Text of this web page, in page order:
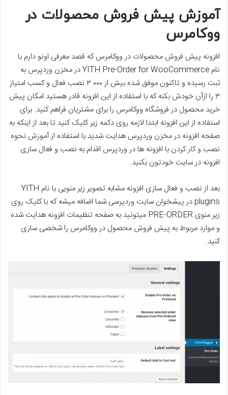
آموزش پیش فروش محصولات در
ووکامرس
افزونه پیش فروش محصولات در ووکامرس که قصد معرفی اونو دارم با
نام YITH Pre-Order for WooCommerce در مخزن وردپرس به
ثبت رسیده و تاکنون موفق شده بیش از ۳.۰۰۰ نصب فعال و کسب امتیاز
۳ را ازآن خودش بکنه که با استفاده از این افزونه قادر هستید امکان پیش
خرید محصول در فروشگاه ووکامرس را برای مشتریان فراهم کنید. برای
استفاده از این افزونه ابتدا لازمه روی دکمه زیر کلیک کنید تا بعد از اینکه به
صفحه افزونه در مخزن وردپرس هدایت شدید با استفاده از آموزش نحوه
نصب و کار کردن با افزونه ها در وردپرس اقدام به نصب و فعال سازی
افزونه در سایت خودتون بکنید.
بعد از نصب و فعال سازی افزونه مشابه تصویر زیر منویی با نام YITH
plugins در پیشخوان سایت وردپرسی شما اضافه میشه که با کلیک روی
زیر منوی PRE-ORDER میتونید به صفحه تنظیمات افزونه هدایت شده
و موارد مربوط به پیش فروش محصول در ووکامرس را شخصی سازی
کنید.